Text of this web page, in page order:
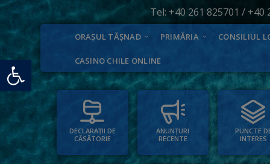
Deschide bara de unelte
Tel: +40 261 825701 / +40
ORAȘUL TĂȘNAD PRIMĂRIA CONSILIUL
CASINO CHILE ONLINE
DECLARAȚII DE
CĂSĂTORIE
ANUNȚURI
RECENTE
PUNCTE
INTERES